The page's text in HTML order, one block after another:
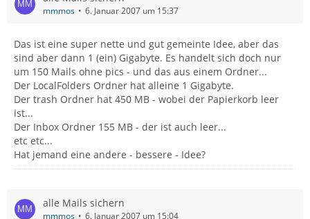
mmmos 6. Januar 2007 um 15:37
Das ist eine super nette und gut gemeinte Idee, aber das
sind aber dann 1 (ein) Gigabyte. Es handelt sich doch nur
um 150 Mails ohne pics - und das aus einem Ordner...
Der LocalFolders Ordner hat alleine 1 Gigabyte.
Der trash Ordner hat 450 MB - wobei der Papierkorb leer
ist...
Der Inbox Ordner 155 MB - der ist auch leer...
etc etc...
Hat jemand eine andere - bessere - Idee?
alle Mails sichern
mmmos 6. Januar 2007 um 15:04